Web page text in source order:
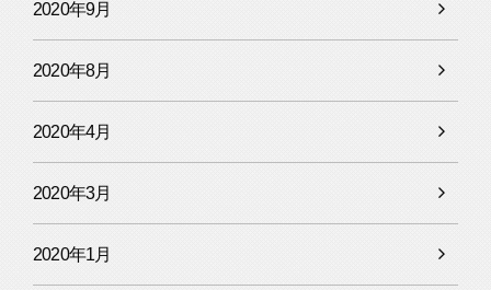
2020年9月
2020年8月
2020年4月
2020年3月
2020年1月